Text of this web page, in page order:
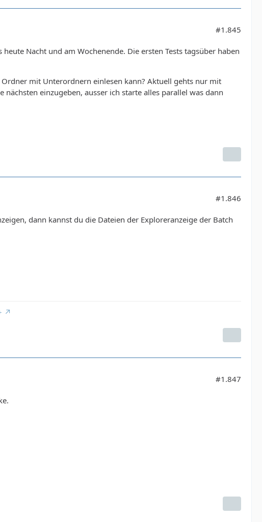
#1.845
Nacht und am Wochenende. Die ersten Tests tagsüber haben
mit Unterordnern einlesen kann? Aktuell gehts nur mit
einzugeben, ausser ich starte alles parallel was dann
#1.846
dann kannst du die Dateien der Exploreranzeige der Batch
#1.847